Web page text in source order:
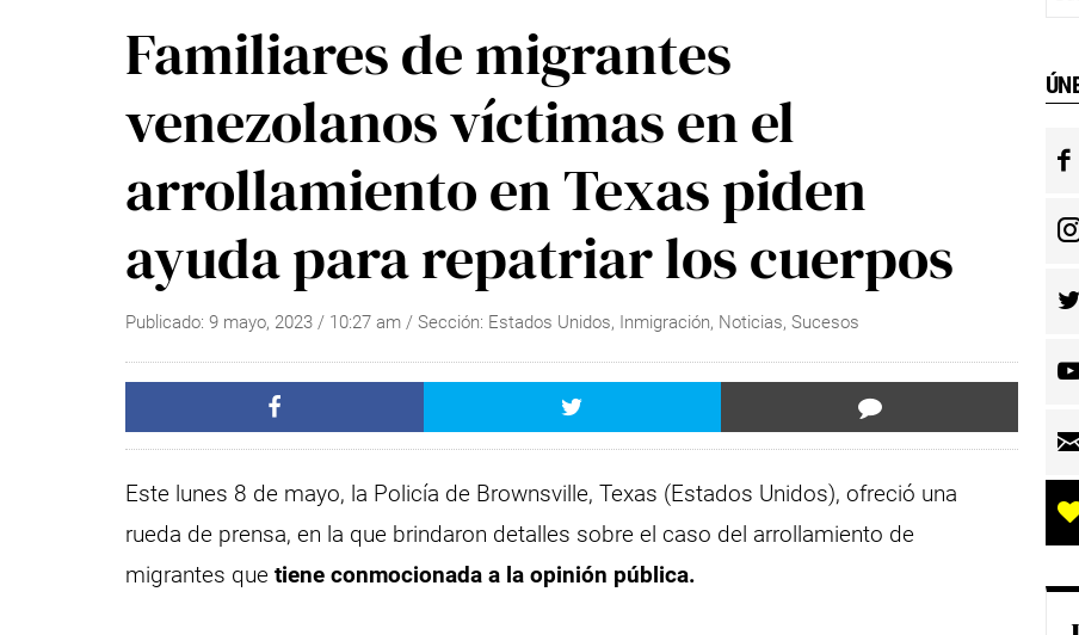
Familiares de migrantes
venezolanos víctimas en el
arrollamiento en Texas piden
ayuda para repatriar los cuerpos
Publicado:9 mayo, 2023 / 10:27 am/ Sección: Estados Unidos, Inmigración, Noticias,Sucesos
Este lunes 8 de mayo, la Policía de Brownsville, Texas (Estados Unidos), ofreció una
rueda de prensa, en la que brindaron detalles sobre el caso del arrollamiento de
migrantes que tiene conmocionada a la opinión pública.